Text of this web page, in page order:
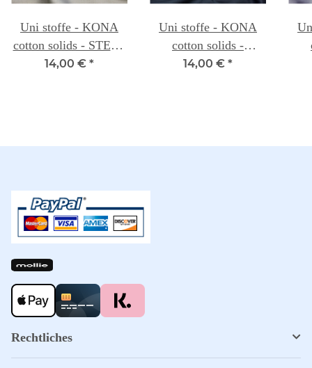
Uni stoffe - KONA
cotton solids - STEEL
140B
14,00 € *
Uni stoffe - KONA
cotton solids -
PEPPER 139A
14,00 € *
Rechtliches